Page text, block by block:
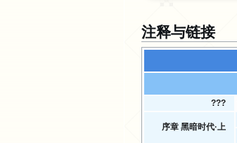
注释与链接
???
序章 黑暗时代·上